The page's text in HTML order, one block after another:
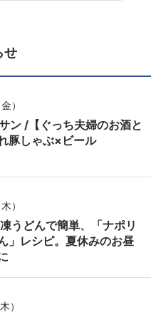
せ
）
ン /【ぐっち夫婦のお酒と
豚しゃぶ×ビール
）
うどんで簡単、「ナポリ
」レシピ。夏休みのお昼
）